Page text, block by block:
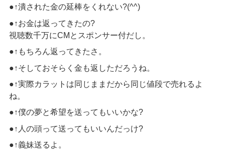
●↑潰された金の延棒をくれない?(^^)
●↑お金は返ってきたの?
視聴数千万にCMとスポンサー付だし。
●↑もちろん返ってきたさ。
●↑そしておそらく金も返しただろうね。
●↑実際カラットは同じままだから同じ値段で売れるよ
ね。
●↑僕の夢と希望を送ってもいいかな?
●↑人の頭って送ってもいいんだっけ?
●↑義妹送るよ。